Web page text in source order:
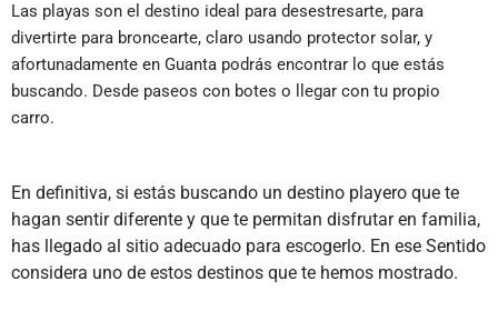
Las playas son el destino ideal para desestresarte, para
divertirte para broncearte, claro usando protector solar, y
afortunadamente en Guanta podrás encontrar lo que estás
buscando. Desde paseos con botes o llegar con tu propio
carro.
En definitiva, si estás buscando un destino playero que te
hagan sentir diferente y que te permitan disfrutar en familia,
has llegado al sitio adecuado para escogerlo. En ese Sentido
considera uno de estos destinos que te hemos mostrado.